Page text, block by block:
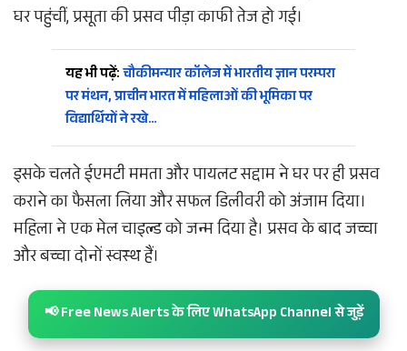
घर पहुंचीं, प्रसूता की प्रसव पीड़ा काफी तेज हो गई।
यह भी पढ़ें:चौकीमन्यार कॉलेज में भारतीय ज्ञान परम्परा
पर मंथन, प्राचीन भारत में महिलाओं की भूमिका पर
विद्यार्थियों ने रखे…
इसके चलते ईएमटी ममता और पायलट सद्दाम ने घर पर ही प्रसव
कराने का फैसला लिया और सफल डिलीवरी को अंजाम दिया।
महिला ने एक मेल चाइल्ड को जन्म दिया है। प्रसव के बाद जच्चा
और बच्चा दोनों स्वस्थ हैं।
📢 Free News Alerts के लिए WhatsApp Channel से जुड़ें